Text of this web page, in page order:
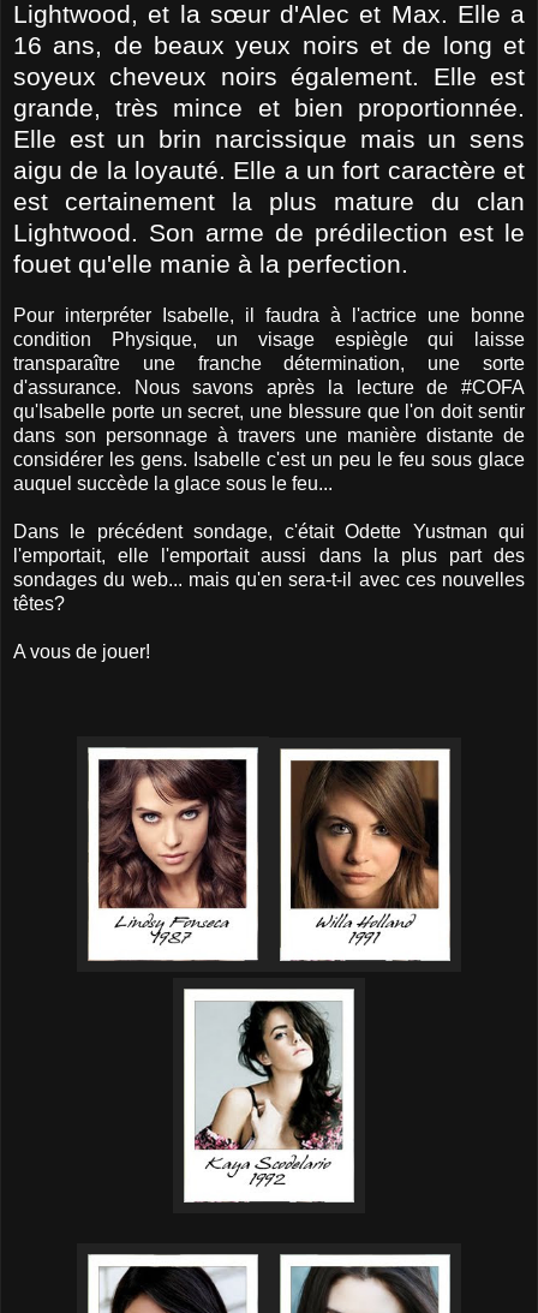
Lightwood, et la sœur d'Alec et Max. Elle a
16 ans, de beaux yeux noirs et de long et
soyeux cheveux noirs également. Elle est
grande, très mince et bien proportionnée.
Elle est un brin narcissique mais un sens
aigu de la loyauté. Elle a un fort caractère et
est certainement la plus mature du clan
Lightwood. Son arme de prédilection est le
fouet qu'elle manie à la perfection.
Pour interpréter Isabelle, il faudra à l'actrice une bonne
condition Physique, un visage espiègle qui laisse
transparaître une franche détermination, une sorte
d'assurance. Nous savons après la lecture de #COFA
qu'Isabelle porte un secret, une blessure que l'on doit sentir
dans son personnage à travers une manière distante de
considérer les gens. Isabelle c'est un peu le feu sous glace
auquel succède la glace sous le feu...
Dans le précédent sondage, c'était Odette Yustman qui
l'emportait, elle l'emportait aussi dans la plus part des
sondages du web... mais qu'en sera-t-il avec ces nouvelles
têtes?
A vous de jouer!